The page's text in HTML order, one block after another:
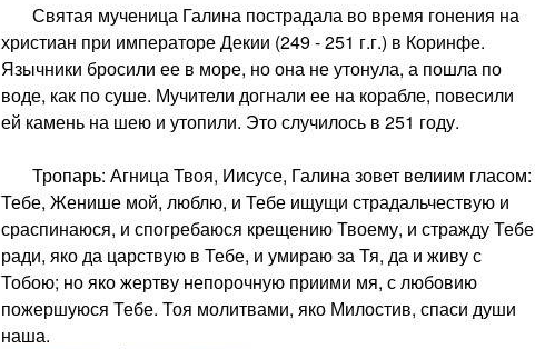
Святая мученица Галина пострадала во время гонения на
христиан при императоре Декии (249 - 251 г.г.) в Коринфе.
Язычники бросили ее в море, но она не утонула, а пошла по
воде, как по суше. Мучители догнали ее на корабле, повесили
ей камень на шею и утопили. Это случилось в 251 году.
Тропарь: Агница Твоя, Иисусе, Галина зовет велиим гласом:
Тебе, Женише мой, люблю, и Тебе ищущи страдальчествую и
сраспинаюся, и спогребаюся крещению Твоему, и стражду Тебе
ради, яко да царствую в Тебе, и умираю за Тя, да и живу с
Тобою; но яко жертву непорочную приими мя, с любовию
пожершуюся Тебе. Тоя молитвами, яко Милостив, спаси души
наша.